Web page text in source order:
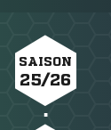
SAISON
25/26